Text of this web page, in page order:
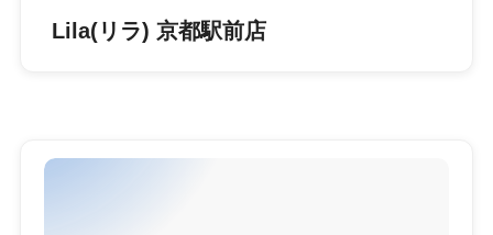
Lila(リラ) 京都駅前店